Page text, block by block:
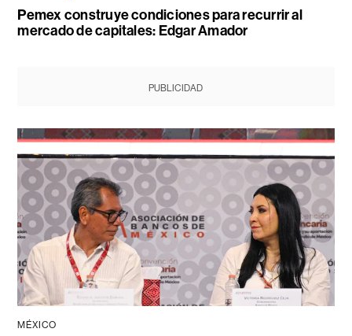
Pemex construye condiciones para recurrir al
mercado de capitales: Edgar Amador
PUBLICIDAD
MÉXICO